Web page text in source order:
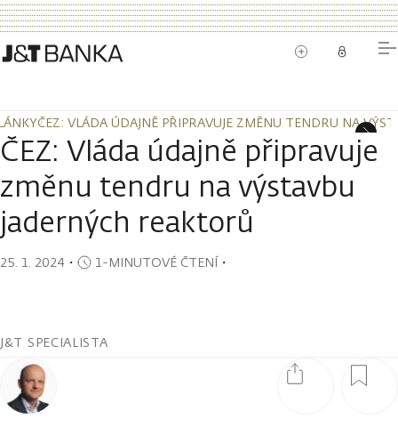
ČEZ: VLÁDA ÚDAJNĚ PŘIPRAVUJE ZMĚNU TENDRU NA
ČEZ: VLÁDA ÚDAJNĚ PŘIPRAVUJE ZMĚNU TENDRU NA
ČEZ: Vláda údajně připravuje
změnu tendru na výstavbu
jaderných reaktorů
25. 1. 2024 ・ 1-MINUTOVÉ ČTENÍ・
J&T SPECIALISTA